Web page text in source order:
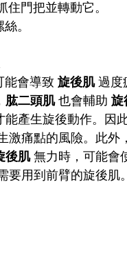
門把並轉動它。
。
能會導致 旋後肌過度
肱二頭肌也會輔助 旋
產生旋後動作。因
激痛點的風險。此外
後肌無力時，可能會
要用到前臂的旋後肌